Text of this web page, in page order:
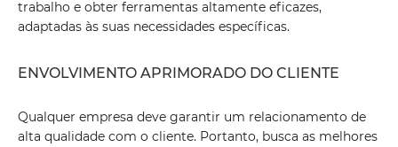
trabalho e obter ferramentas altamente eficazes,
adaptadas às suas necessidades específicas.
ENVOLVIMENTO APRIMORADO DO CLIENTE
Qualquer empresa deve garantir um relacionamento de
alta qualidade com o cliente. Portanto, busca as melhores